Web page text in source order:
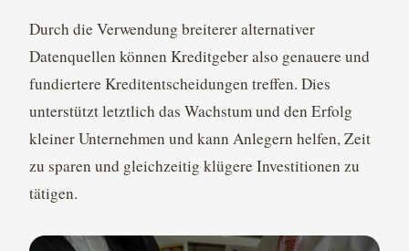
Durch die Verwendung breiterer alternativer
Datenquellen können Kreditgeber also genauere und
fundiertere Kreditentscheidungen treffen. Dies
unterstützt letztlich das Wachstum und den Erfolg
kleiner Unternehmen und kann Anlegern helfen, Zeit
zu sparen und gleichzeitig klügere Investitionen zu
tätigen.